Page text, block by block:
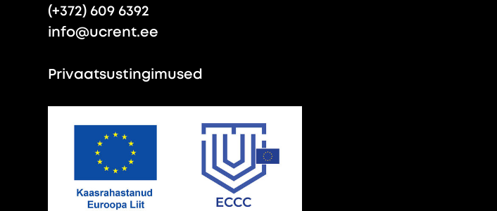
(+372) 609 6392
info@ucrent.ee
Privaatsustingimused